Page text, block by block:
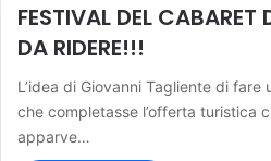
FESTIVAL DEL CABARET
DA RIDERE!!!
L’idea di Giovanni Tagliente di
che completasse l’offerta turistica
apparve…